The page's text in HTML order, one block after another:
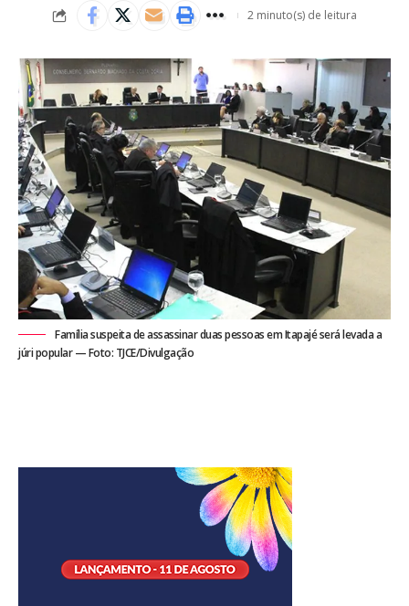
2 minuto(s) de leitura
Família suspeita de assassinar duas pessoas em Itapajé será levada a
júri popular — Foto: TJCE/Divulgação